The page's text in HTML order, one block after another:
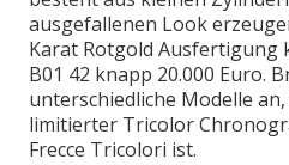
ausgefallenen Look
Karat Rotgold Ausfertigung
B01 42 knapp 20.000 Euro.
unterschiedliche Modelle
limitierter Tricolor
Frecce Tricolori ist.